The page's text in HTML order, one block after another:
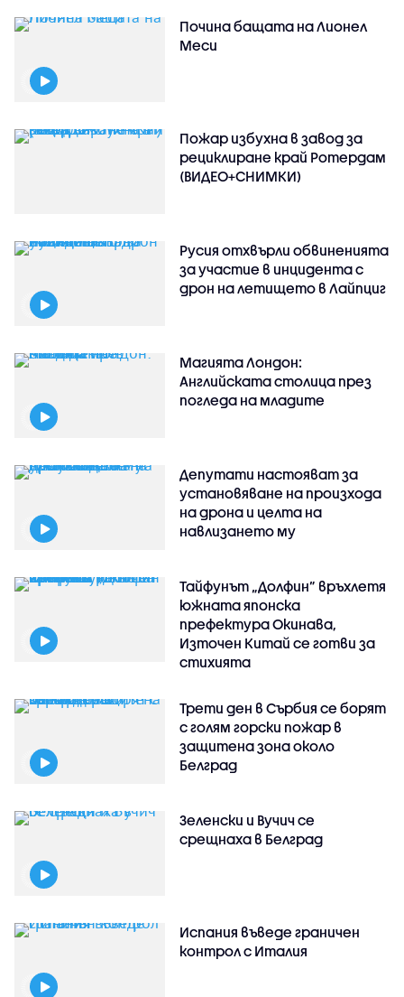
Почина бащата на Лионел
Меси
Пожар избухна в завод за
рециклиране край Ротердам
(ВИДЕО+СНИМКИ)
Русия отхвърли обвиненията
за участие в инцидента с
дрон на летището в Лайпциг
Магията Лондон:
Английската столица през
погледа на младите
Депутати настояват за
установяване на произхода
на дрона и целта на
навлизането му
Тайфунът „Долфин” връхлетя
южната японска
префектура Окинава,
Източен Китай се готви за
стихията
Трети ден в Сърбия се борят
с голям горски пожар в
защитена зона около
Белград
Зеленски и Вучич се
срещнаха в Белград
Испания въведе граничен
контрол с Италия